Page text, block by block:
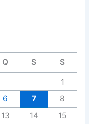
Q S S
1
6 7
8
13 14
15